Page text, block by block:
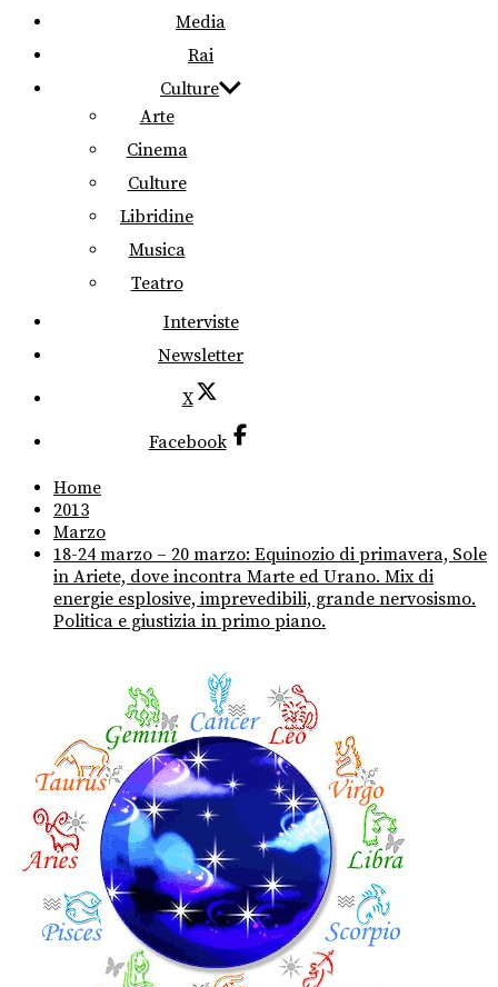
Media
Rai
Culture
Arte
Cinema
Culture
Libridine
Musica
Teatro
Interviste
Newsletter
X
Facebook
Home
2013
Marzo
18-24 marzo – 20 marzo: Equinozio di primavera, Sole
in Ariete, dove incontra Marte ed Urano. Mix di
energie esplosive, imprevedibili, grande nervosismo.
Politica e giustizia in primo piano.